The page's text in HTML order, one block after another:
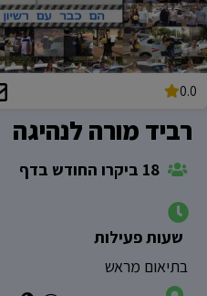
0.0
רביד מורה לנהיגה
שעות פעילות
בתיאום מראש